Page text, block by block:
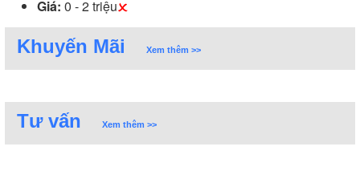
Giá: 0 - 2 triệu
Khuyến Mãi Xem thêm >>
Tư vấn Xem thêm >>